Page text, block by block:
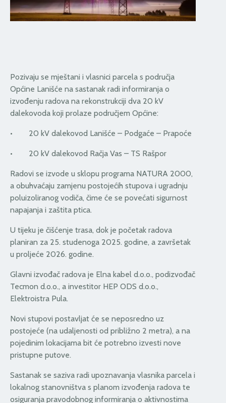
Pozivaju se mještani i vlasnici parcela s područja
Općine Lanišće na sastanak radi informiranja o
izvođenju radova na rekonstrukciji dva 20 kV
dalekovoda koji prolaze područjem Općine:
• 20 kV dalekovod Lanišće – Podgaće – Prapoće
• 20 kV dalekovod Račja Vas – TS Rašpor
Radovi se izvode u sklopu programa NATURA 2000,
a obuhvaćaju zamjenu postojećih stupova i ugradnju
poluizoliranog vodiča, čime će se povećati sigurnost
napajanja i zaštita ptica.
U tijeku je čišćenje trasa, dok je početak radova
planiran za 25. studenoga 2025. godine, a završetak
u proljeće 2026. godine.
Glavni izvođač radova je Elna kabel d.o.o., podizvođač
Tecmon d.o.o., a investitor HEP ODS d.o.o.,
Elektroistra Pula.
Novi stupovi postavljat će se neposredno uz
postojeće (na udaljenosti od približno 2 metra), a na
pojedinim lokacijama bit će potrebno izvesti nove
pristupne putove.
Sastanak se saziva radi upoznavanja vlasnika parcela i
lokalnog stanovništva s planom izvođenja radova te
osiguranja pravodobnog informiranja o aktivnostima